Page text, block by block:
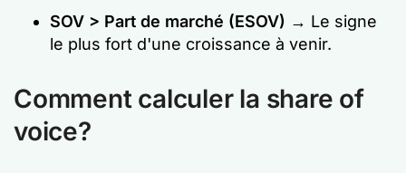
SOV > Part de marché (ESOV) → Le signe
le plus fort d'une croissance à venir.
Comment calculer la share of
voice?